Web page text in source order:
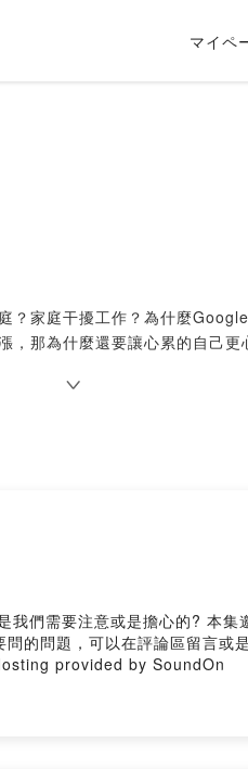
マイペ
？家庭干擾工作？為什麼
，那為什麼還要讓心累的自己更
用姊妹淘輕鬆聊的方式探討職
Geri 來跟我們從教育、交友及生活等
如果你喜歡《白領媽媽》可以按下追蹤.留言.分享 --Hosting provided by SoundOn